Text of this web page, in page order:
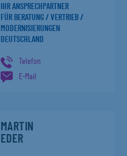
IHR ANSPRECHPARTNER
FÜR BERATUNG / VERTRIEB /
MODERNISIERUNGEN
DEUTSCHLAND
Telefon
E-Mail
MARTIN
EDER